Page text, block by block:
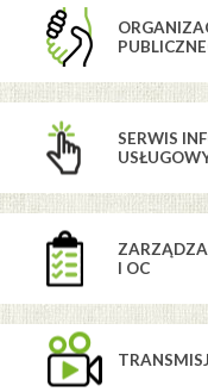
SERWIS
I OC